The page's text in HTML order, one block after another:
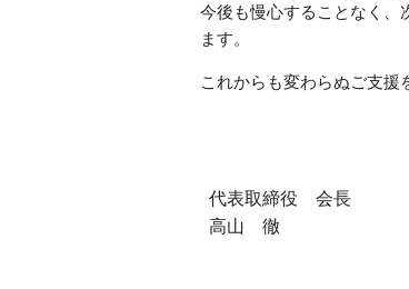
今後も慢心することなく、
ます。
これからも変わらぬご支援
代表取締役
高山